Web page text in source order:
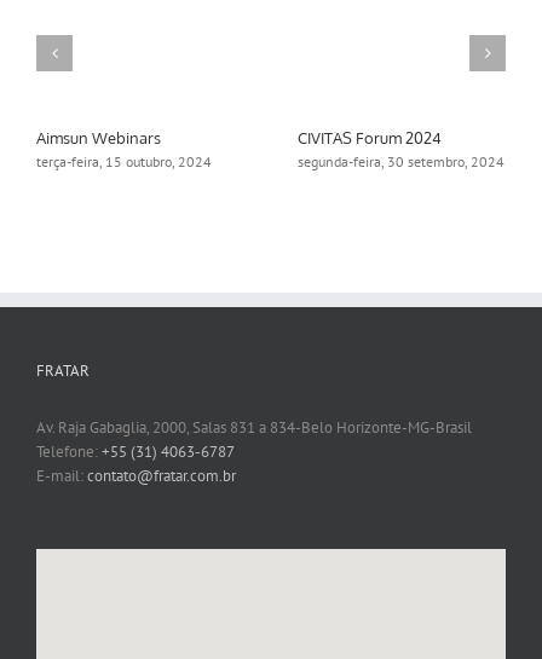
Aimsun Webinars
terça-feira, 15 outubro, 2024
CIVITAS Forum 2024
segunda-feira, 30 setembro, 2024
FRATAR
Av. Raja Gabaglia, 2000, Salas 831 a 834-Belo Horizonte-MG-Brasil
Telefone:+55 (31) 4063-6787
E-mail:contato@fratar.com.br